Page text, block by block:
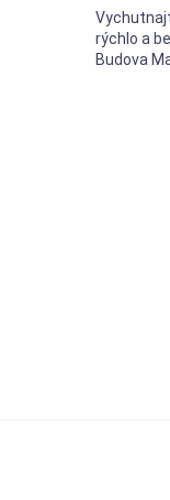
rýchlo a
Budova